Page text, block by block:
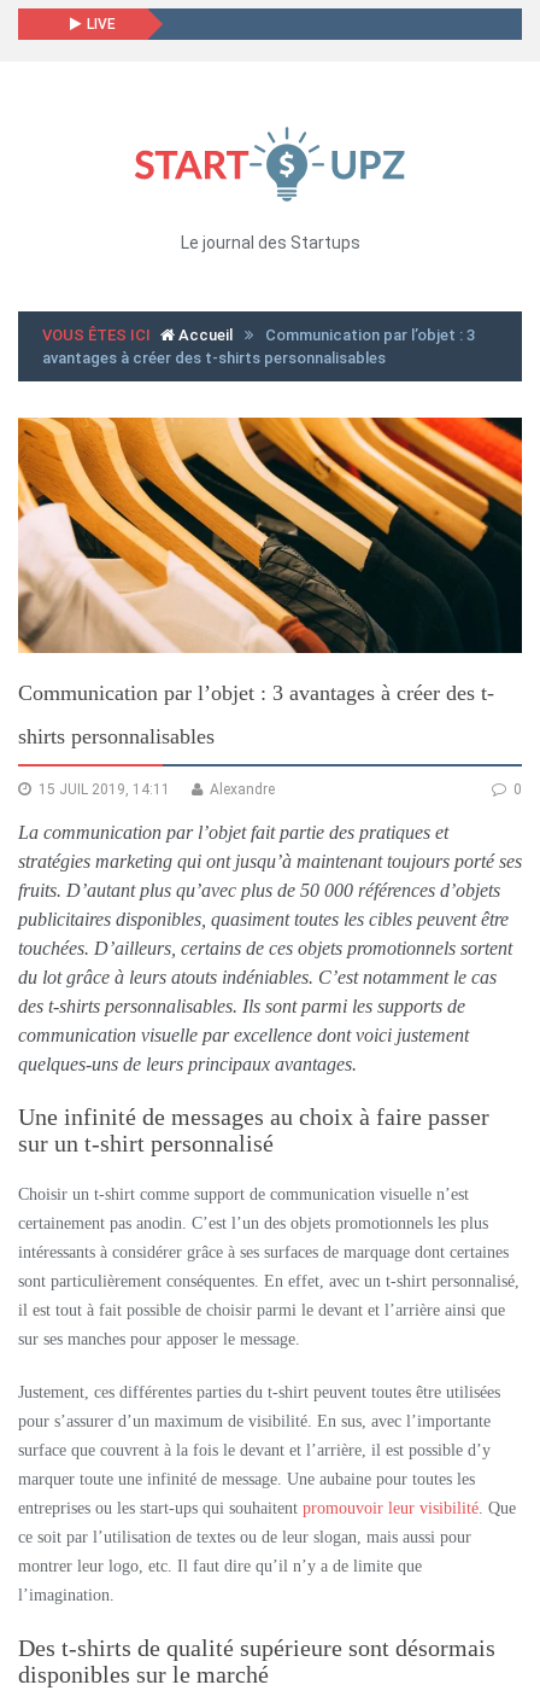
LIVE
Le journal des Startups
VOUS ÊTES ICI Accueil
Communication par l’objet : 3
avantages à créer des t-shirts personnalisables
Communication par l’objet : 3 avantages à créer des t-
shirts personnalisables
15 JUIL 2019, 14:11 0
Alexandre
La communication par l’objet fait partie des pratiques et
stratégies marketing qui ont jusqu’à maintenant toujours porté ses
fruits. D’autant plus qu’avec plus de 50 000 références d’objets
publicitaires disponibles, quasiment toutes les cibles peuvent être
touchées. D’ailleurs, certains de ces objets promotionnels sortent
du lot grâce à leurs atouts indéniables. C’est notamment le cas
des t-shirts personnalisables. Ils sont parmi les supports de
communication visuelle par excellence dont voici justement
quelques-uns de leurs principaux avantages.
Une infinité de messages au choix à faire passer
sur un t-shirt personnalisé
Choisir un t-shirt comme support de communication visuelle n’est
certainement pas anodin. C’est l’un des objets promotionnels les plus
intéressants à considérer grâce à ses surfaces de marquage dont certaines
sont particulièrement conséquentes. En effet, avec un t-shirt personnalisé,
il est tout à fait possible de choisir parmi le devant et l’arrière ainsi que
sur ses manches pour apposer le message.
Justement, ces différentes parties du t-shirt peuvent toutes être utilisées
pour s’assurer d’un maximum de visibilité. En sus, avec l’importante
surface que couvrent à la fois le devant et l’arrière, il est possible d’y
marquer toute une infinité de message. Une aubaine pour toutes les
entreprises ou les start-ups qui souhaitent promouvoir leur visibilité. Que
ce soit par l’utilisation de textes ou de leur slogan, mais aussi pour
montrer leur logo, etc. Il faut dire qu’il n’y a de limite que
l’imagination.
Des t-shirts de qualité supérieure sont désormais
disponibles sur le marché